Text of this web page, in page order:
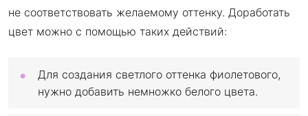
не соответствовать желаемому оттенку. Доработать
цвет можно с помощью таких действий:
Для создания светлого оттенка фиолетового,
нужно добавить немножко белого цвета.